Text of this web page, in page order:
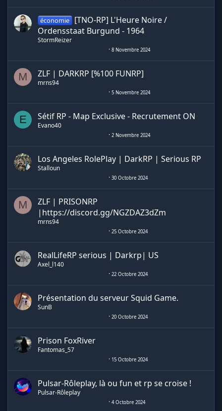
économie
[TNO-RP] L'Heure Noire /
Ordensstaat Burgund - 1964
StormReizer
8 Novembre 2024
M ZLF | DARKRP [%100 FUNRP]
mrns94
5 Novembre 2024
E Sétif RP - Map Exclusive - Recrutement ON
Evano40
2 Novembre 2024
Los Angeles RolePlay | DarkRP | Serious RP
Stalloun
30 Octobre 2024
M
ZLF | PRISONRP
|https://discord.gg/NGZDAZ3dZm
mrns94
25 Octobre 2024
RealLifeRP serious | Darkrp| US
Axel_l140
22 Octobre 2024
Présentation du serveur Squid Game.
SunB
20 Octobre 2024
Prison FoxRiver
Fantomas_57
15 Octobre 2024
Pulsar-Rôleplay, là ou fun et rp se croise !
Pulsar-Rôleplay
4 Octobre 2024